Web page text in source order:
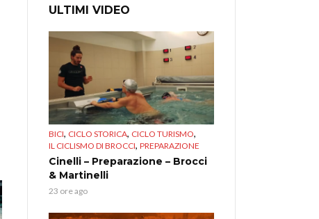
ULTIMI VIDEO
BICI, CICLO STORICA, CICLO TURISMO,
IL CICLISMO DI BROCCI, PREPARAZIONE
Cinelli – Preparazione – Brocci
& Martinelli
23 ore ago